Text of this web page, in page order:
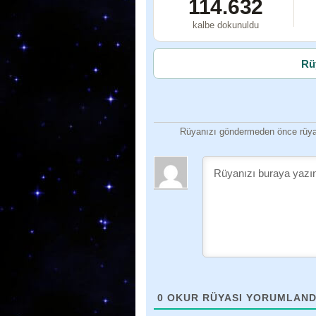
114.632
kalbe dokunuldu
Rüyanızı göndermeden önce
0 OKUR RÜYASI